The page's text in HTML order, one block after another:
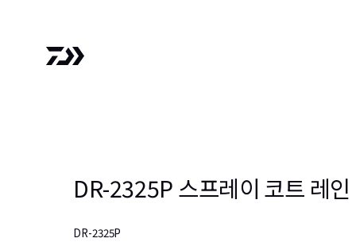
DR-2325P 스프레이 코트 레
DR-2325P